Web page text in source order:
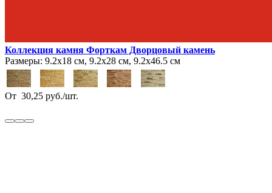
Коллекция камня Форткам Дворцовый камень
Размеры: 9.2х18 см, 9.2х28 см, 9.2х46.5 см
От 30,25 руб./шт.